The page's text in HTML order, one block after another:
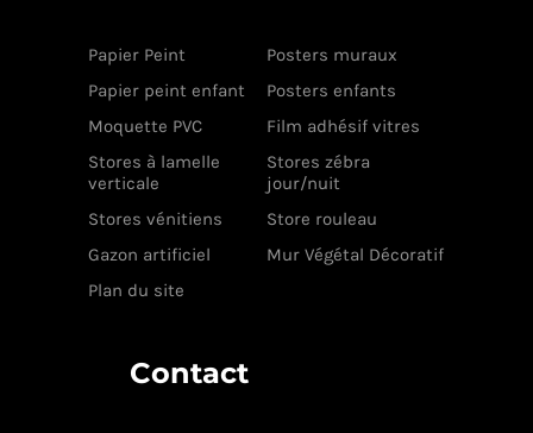
Papier Peint
Posters muraux
Papier peint enfant
Posters enfants
Moquette PVC
Film adhésif vitres
Stores à lamelle
verticale
Stores zébra
jour/nuit
Stores vénitiens
Store rouleau
Gazon artificiel
Mur Végétal Décoratif
Plan du site
Contact